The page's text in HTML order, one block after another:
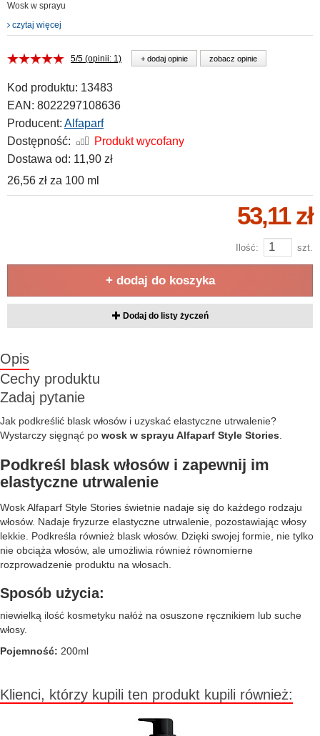
Wosk w sprayu
czytaj więcej
5/5 (opinii: 1) + dodaj opinie zobacz opinie
Kod produktu: 13483
EAN: 8022297108636
Producent: Alfaparf
Dostępność:
Produkt wycofany
Dostawa od: 11,90 zł
26,56 zł za 100 ml
53,11 zł
Ilość: szt.
+ dodaj do koszyka
Dodaj do listy życzeń
Opis
Cechy produktu
Zadaj pytanie
Jak podkreślić blask włosów i uzyskać elastyczne utrwalenie?
Wystarczy sięgnąć po wosk w sprayu Alfaparf Style Stories
Podkreśl blask włosów i zapewnij im
elastyczne utrwalenie
Wosk Alfaparf Style Stories świetnie nadaje się do każdego rodzaju
włosów. Nadaje fryzurze elastyczne utrwalenie, pozostawiając włosy
lekkie. Podkreśla również blask włosów. Dzięki swojej formie, nie tylko
nie obciąża włosów, ale umożliwia również równomierne
rozprowadzenie produktu na włosach.
Sposób użycia:
niewielką ilość kosmetyku nałóż na osuszone ręcznikiem lub suche
włosy.
Pojemność: 200ml
Klienci, którzy kupili ten produkt kupili również: